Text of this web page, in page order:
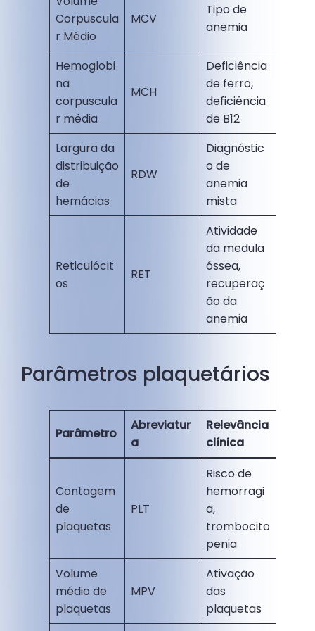
Corpuscula
r Médio
MCV
Tipo de
anemia
Hemoglobi
na
corpuscula
r média
MCH
Deficiência
de ferro,
deficiência
de B12
Largura da
distribuição
de
hemácias
RDW
Diagnóstic
o de
anemia
mista
Reticulócit
os
RET
Atividade
da medula
óssea,
recuperaç
ão da
anemia
Parâmetros plaquetários
Parâmetro
Abreviatur
a
Relevância
clínica
Contagem
de
plaquetas
PLT
Risco de
hemorragi
a,
trombocito
penia
Volume
médio de
plaquetas
MPV
Ativação
das
plaquetas